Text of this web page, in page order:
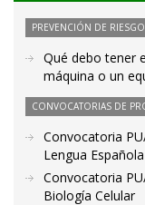
PREVENCIÓN DE
Qué debo tener
máquina o un
CONVOCATORIAS DE
Convocatoria
Lengua Española
Convocatoria
Biología Celular